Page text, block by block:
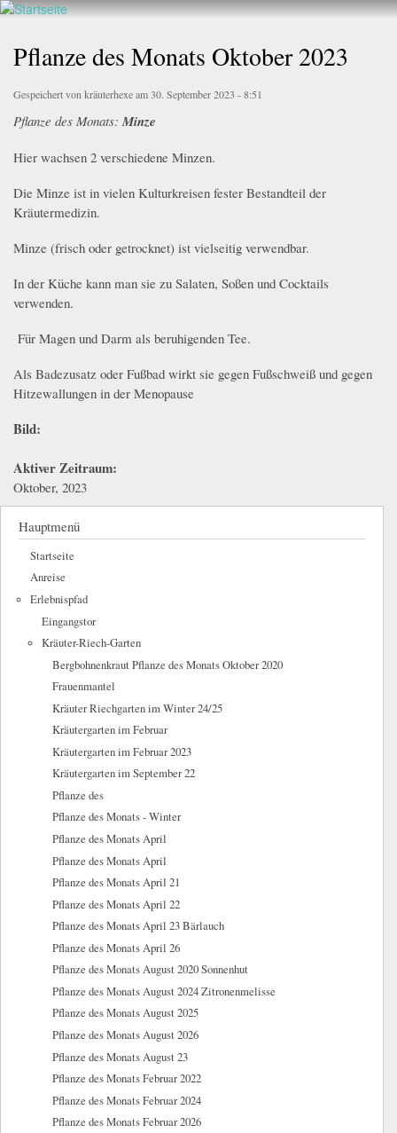
Direkt
Inhalt
Walderlebnis
e.V.
Pflanze des Monats Oktober 2023
Gespeichert von kräuterhexeam 30. September 2023 - 8:51
Pflanze des Monats:Minze
Hier wachsen 2 verschiedene Minzen.
Die Minze ist in vielen Kulturkreisen fester Bestandteil der
Kräutermedizin.
Minze (frisch oder getrocknet) ist vielseitig verwendbar.
In der Küche kann man sie zu Salaten, Soßen und Cocktails
verwenden.
Für Magen und Darm als beruhigenden Tee.
Als Badezusatz oder Fußbad wirkt sie gegen Fußschweiß und gegen
Hitzewallungen in der Menopause
Bild:
Aktiver Zeitraum:
Oktober, 2023
Hauptmenü
Startseite
Anreise
Erlebnispfad
Eingangstor
Kräuter-Riech-Garten
Bergbohnenkraut Pflanze des Monats Oktober 2020
Frauenmantel
Kräuter Riechgarten im Winter 24/25
Kräutergarten im Februar
Kräutergarten im Februar 2023
Kräutergarten im September 22
Pflanze des
Pflanze des Monats - Winter
Pflanze des Monats April
Pflanze des Monats April
Pflanze des Monats April 21
Pflanze des Monats April 22
Pflanze des Monats April 23 Bärlauch
Pflanze des Monats April 26
Pflanze des Monats August 2020 Sonnenhut
Pflanze des Monats August 2024 Zitronenmelisse
Pflanze des Monats August 2025
Pflanze des Monats August 2026
Pflanze des Monats August 23
Pflanze des Monats Februar 2022
Pflanze des Monats Februar 2024
Pflanze des Monats Februar 2026